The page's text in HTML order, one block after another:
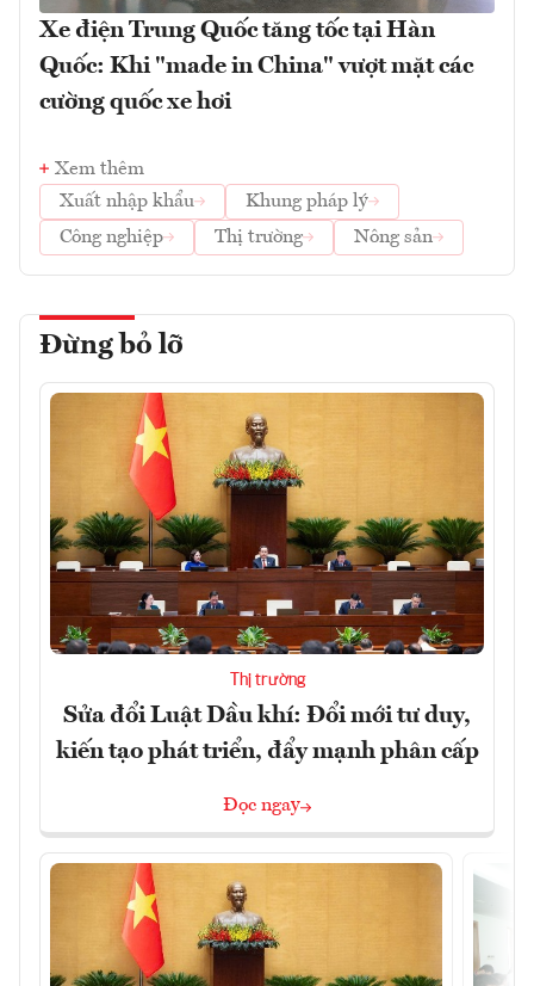
Xe điện Trung Quốc tăng tốc tại Hàn
Quốc: Khi "made in China" vượt mặt các
cường quốc xe hơi
Xem thêm
Xuất nhập khẩu
Khung pháp lý
Công nghiệp
Thị trường Nông sản
Đừng bỏ lỡ
Thị trường
Sửa đổi Luật Dầu khí: Đổi mới tư duy,
kiến tạo phát triển, đẩy mạnh phân cấp
Đọc ngay